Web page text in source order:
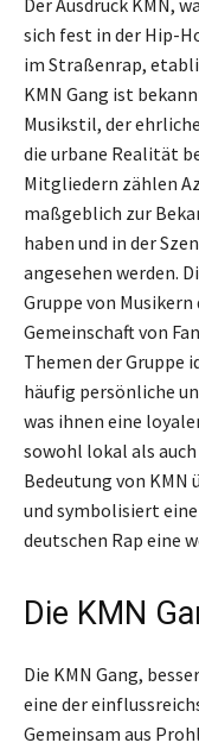
sich fest in der Hip-
im Straßenrap,
KMN Gang ist
Musikstil, der
die urbane Realität
Mitgliedern zählen
maßgeblich zur
haben und in der
angesehen werden.
Gruppe von
Gemeinschaft von
Themen der Gruppe
häufig persönliche
was ihnen eine
sowohl lokal als
Bedeutung von KMN
und symbolisiert
deutschen Rap eine
Die KMN
Die KMN Gang,
eine der
Gemeinsam aus